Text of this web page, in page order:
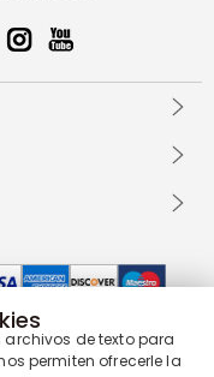
archivos de texto para
permiten ofrecerle la